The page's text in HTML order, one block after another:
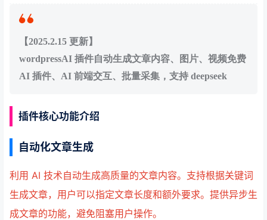
【2025.2.15 更新】
wordpressAI 插件自动生成文章内容、图片、视频免费
AI 插件、AI 前端交互、批量采集，支持 deepseek
插件核心功能介绍
自动化文章生成
利用 AI 技术自动生成高质量的文章内容。支持根据关键词
生成文章，用户可以指定文章长度和额外要求。提供异步生
成文章的功能，避免阻塞用户操作。